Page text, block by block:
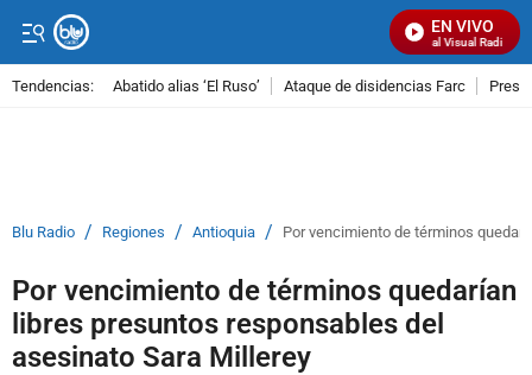
EN VIVO
Señal Visual Radio
Tendencias: Abatido alias ‘El Ruso’ Ataque de disidencias Farc
Blu Radio / Regiones / Antioquia / Por vencimiento de términos
Por vencimiento de términos quedarían
libres presuntos responsables del
asesinato Sara Millerey